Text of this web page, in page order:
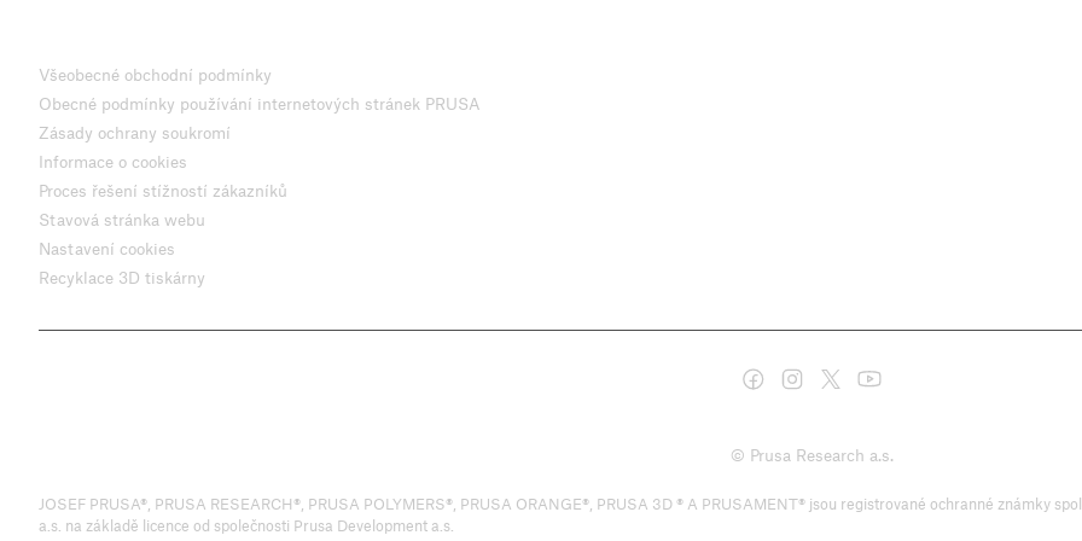
Všeobecné obchodní podmínky
Obecné podmínky používání internetových stránek PRUSA
Zásady ochrany soukromí
Informace o cookies
Proces řešení stížností zákazníků
Stavová stránka webu
Nastavení cookies
Recyklace 3D tiskárny
© Prusa Research a.s.
JOSEF PRUSA®, PRUSA RESEARCH®, PRUSA POLYMERS®, PRUSA ORANGE®, PRUSA 3D ® A PRUSAMENT® jsou registrované ochranné známky
a.s. na základě licence od společnosti Prusa Development a.s.